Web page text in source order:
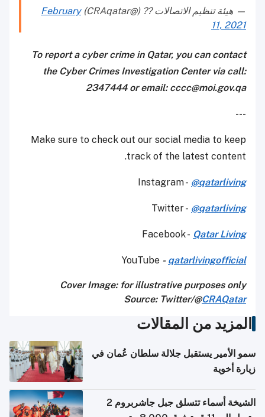
— هيئة تنظيم الاتصالات ?? (@CRAqatar)
February
11, 2021
To report a cyber crime in Qatar, you can contact
the Cyber Crimes Investigation Center via call:
2347444 or email: cccc@moi.gov.qa
---
Make sure to check out our social media to keep
track of the latest content.
Instagram - @qatarliving
Twitter - @qatarliving
Facebook - Qatar Living
YouTube - qatarlivingofficial
Cover Image: for illustrative purposes only
Source: Twitter/@CRAQatar
المزيد من المقالات
سمو الأمير يستقبل جلالة سلطان عُمان في
زيارة أخوية
الشيخة أسماء تتسلق جبل جاشربروم 2